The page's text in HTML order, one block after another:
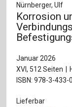
Nürnberger, Ulf
Korrosion
Januar 2026
XVI, 512 Seiten
ISBN: 978-3-433-
Lieferbar